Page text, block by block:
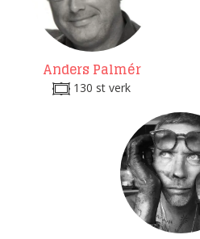
Anders Palmér
130 st verk